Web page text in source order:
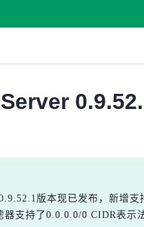
版本现已发布，新增
器支持了0.0.0.0/0 CIDR表示